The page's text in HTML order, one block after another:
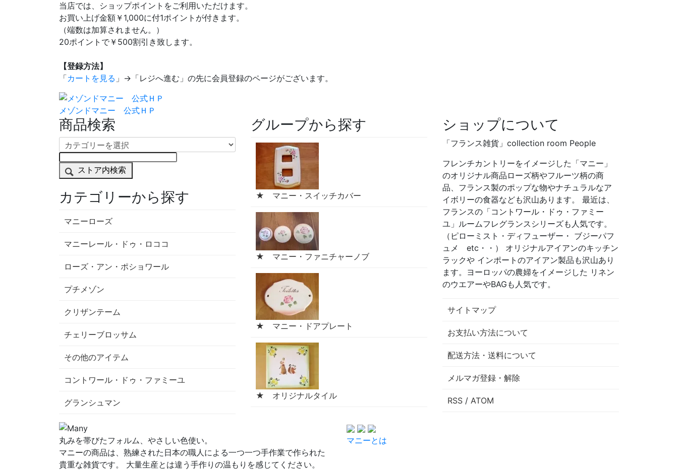
当店では、ショップポイントをご利用いただけます。
お買い上げ金額￥1,000に付1ポイントが付きます。
（端数は加算されません。）
20ポイントで￥500割引き致します。
【登録方法】
「カートを見る 」→「レジへ進む」の先に会員登録のページがございます。
メゾンドマニー 公式ＨＰ
商品検索
ストア内検索
カテゴリーから探す
マニーローズ
マニーレール・ドゥ・ロココ
ローズ・アン・ポショワール
プチメゾン
クリザンテーム
チェリーブロッサム
その他のアイテム
コントワール・ドゥ・ファミーユ
グランシュマン
グループから探す
★ マニー・スイッチカバー
★ マニー・ファニチャーノブ
★ マニー・ドアプレート
★ オリジナルタイル
ショップについて
「フランス雑貨」collection room People
フレンチカントリーをイメージした「マニー」
のオリジナル商品ローズ柄やフルーツ柄の商
品、フランス製のポップな物やナチュラルなア
イボリーの食器なども沢山あります。 最近は、
フランスの「コントワール・ドゥ・ファミー
ユ」ルームフレグランスシリーズも人気です。
（ピローミスト・ディフューザー・ ブジーパフ
ュメ etc・・） オリジナルアイアンのキッチン
ラックや インポートのアイアン製品も沢山あり
ます。ヨーロッパの農婦をイメージした リネン
のウエアーやBAGも人気です。
サイトマップ
お支払い方法について
配送方法・送料について
メルマガ登録・解除
RSS / ATOM
丸みを帯びたフォルム、やさしい色使い。
マニーの商品は、熟練された日本の職人による一つ一つ手作業で作られた
貴重な雑貨です。 大量生産とは違う手作りの温もりを感じてください。
マニーとは